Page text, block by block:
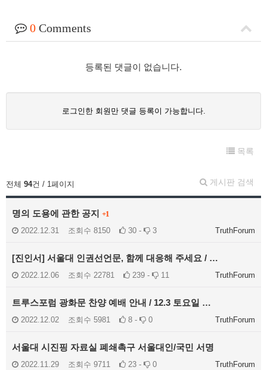
0 Comments
등록된 댓글이 없습니다.
로그인한 회원만 댓글 등록이 가능합니다.
목록
게시판 검색
전체 94건 / 1페이지
명의 도용에 관한 공지 +1
TruthForum
2022.12.31 조회수 8150 30 - 3
[진인서] 서울대 인권선언문, 함께 대응해 주세요 / …
TruthForum
2022.12.06 조회수 22781 239 - 11
트루스포럼 광화문 찬양 예배 안내 / 12.3 토요일 …
TruthForum
2022.12.02 조회수 5981 8 - 0
서울대 시진핑 자료실 폐쇄촉구 서울대인/국민 서명
TruthForum
2022.11.29 조회수 9711 23 - 0